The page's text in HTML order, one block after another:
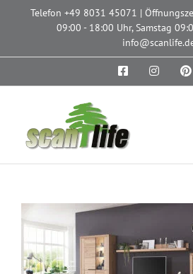
Telefon +49 8031 45071 |
09:00 - 18:00 Uhr, Samstag
Facebook